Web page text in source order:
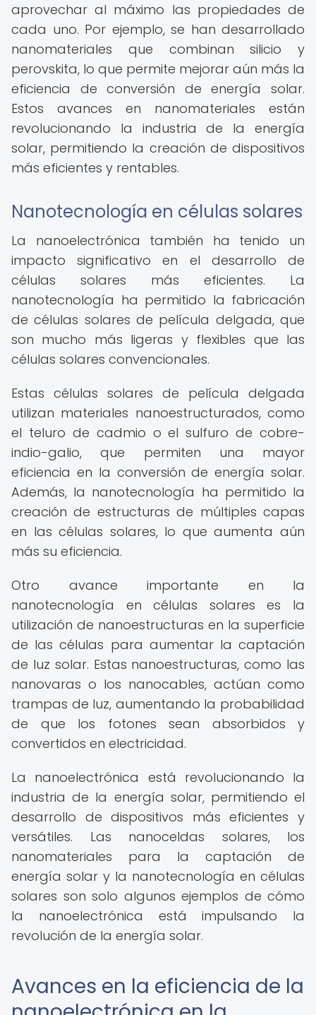
aprovechar al máximo las propiedades de
cada uno. Por ejemplo, se han desarrollado
nanomateriales que combinan silicio y
perovskita, lo que permite mejorar aún más la
eficiencia de conversión de energía solar.
Estos avances en nanomateriales están
revolucionando la industria de la energía
solar, permitiendo la creación de dispositivos
más eficientes y rentables.
Nanotecnología en células solares
La nanoelectrónica también ha tenido un
impacto significativo en el desarrollo de
células solares más eficientes. La
nanotecnología ha permitido la fabricación
de células solares de película delgada, que
son mucho más ligeras y flexibles que las
células solares convencionales.
Estas células solares de película delgada
utilizan materiales nanoestructurados, como
el teluro de cadmio o el sulfuro de cobre-
indio-galio, que permiten una mayor
eficiencia en la conversión de energía solar.
Además, la nanotecnología ha permitido la
creación de estructuras de múltiples capas
en las células solares, lo que aumenta aún
más su eficiencia.
Otro avance importante en la
nanotecnología en células solares es la
utilización de nanoestructuras en la superficie
de las células para aumentar la captación
de luz solar. Estas nanoestructuras, como las
nanovaras o los nanocables, actúan como
trampas de luz, aumentando la probabilidad
de que los fotones sean absorbidos y
convertidos en electricidad.
La nanoelectrónica está revolucionando la
industria de la energía solar, permitiendo el
desarrollo de dispositivos más eficientes y
versátiles. Las nanoceldas solares, los
nanomateriales para la captación de
energía solar y la nanotecnología en células
solares son solo algunos ejemplos de cómo
la nanoelectrónica está impulsando la
revolución de la energía solar.
Avances en la eficiencia de la